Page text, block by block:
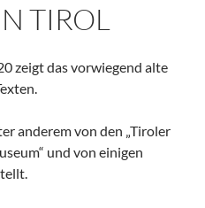
TIROL
zeigt das vorwiegend alte
anderem von den „Tiroler
und von einigen